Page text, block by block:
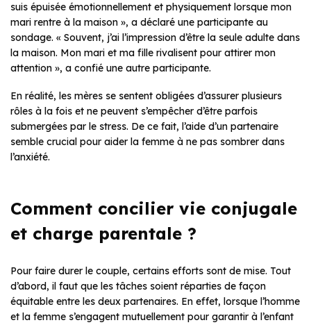
suis épuisée émotionnellement et physiquement lorsque mon
mari rentre à la maison », a déclaré une participante au
sondage. « Souvent, j’ai l’impression d’être la seule adulte dans
la maison. Mon mari et ma fille rivalisent pour attirer mon
attention », a confié une autre participante.
En réalité, les mères se sentent obligées d’assurer plusieurs
rôles à la fois et ne peuvent s’empêcher d’être parfois
submergées par le stress. De ce fait, l’aide d’un partenaire
semble crucial pour aider la femme à ne pas sombrer dans
l’anxiété.
Comment concilier vie conjugale
et charge parentale ?
Pour faire durer le couple, certains efforts sont de mise. Tout
d’abord, il faut que les tâches soient réparties de façon
équitable entre les deux partenaires. En effet, lorsque l’homme
et la femme s’engagent mutuellement pour garantir à l’enfant